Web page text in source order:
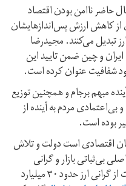
حاضر ناامن بودن اقتصاد
از کاهش ارزش پس‌اندازهایشان
تبدیل می‌کنند. مجیدرضا
و چین ضمن تایید این
شفافیت عنوان کرده است.
مبهم برجام و همچنین توزیع
بی‌اعتمادی مردم به آینده از
بوده است.
اقتصادی است دولت و تلاش
بی‌ثباتی بازار و گرانی
ارزهای خارجی می‌داند. به گفته او، دولت از گرانی ارز حدود ۳۰ میلیارد